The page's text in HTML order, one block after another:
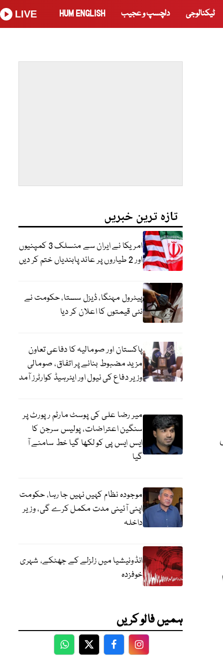
ٹیکنالوجی دلچسپ و عجیب HUM ENGLISH
LIVE
تازہ ترین خبریں
امریکا نے ایران سے منسلک 3 کمپنیوں
اور 2 طیاروں پر عائد پابندیاں ختم کر دیں
پیٹرول مہنگا، ڈیزل سستا، حکومت نے
نئی قیمتوں کا اعلان کر دیا
پاکستان اور صومالیہ کا دفاعی تعاون
مزید مضبوط بنانے پر اتفاق، صومالی
وزیر دفاع کی نیول اور ایئرہیڈ کوارٹرز آمد
میر رضا علی کی پوسٹ مارٹم رپورٹ پر
سنگین اعتراضات، پولیس سرجن کا
ایس ایس پی کو لکھا گیا خط سامنے آ
گیا
موجودہ نظام کہیں نہیں جا رہا، حکومت
اپنی آئینی مدت مکمل کرے گی، وزیر
داخلہ
انڈونیشیا میں زلزلے کے جھٹکے، شہری
خوفزدہ
ہمیں فالو کریں
WhatsApp
TwitterFacebookFacebook